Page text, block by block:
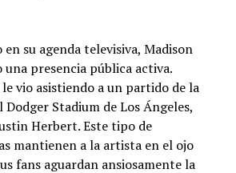
su agenda televisiva, Madison
presencia pública activa.
vio asistiendo a un partido de la
Dodger Stadium de Los Ángeles,
Herbert. Este tipo de
mantienen a la artista en el ojo
fans aguardan ansiosamente la